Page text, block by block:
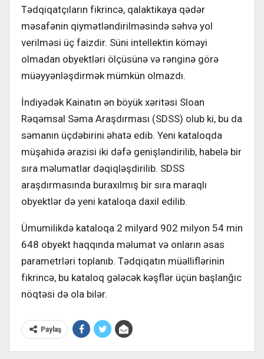
Tədqiqatçıların fikrincə, qalaktikaya qədər
məsafənin qiymətləndirilməsində səhvə yol
verilməsi üç faizdir. Süni intellektin köməyi
olmadan obyektləri ölçüsünə və rənginə görə
müəyyənləşdirmək mümkün olmazdı.
İndiyədək Kainatın ən böyük xəritəsi Sloan
Rəqəmsal Səma Araşdırması (SDSS) olub ki, bu da
səmanın üçdəbirini əhatə edib. Yeni kataloqda
müşahidə ərazisi iki dəfə genişləndirilib, habelə bir
sıra məlumatlar dəqiqləşdirilib. SDSS
araşdırmasında buraxılmış bir sıra maraqlı
obyektlər də yeni kataloqa daxil edilib.
Ümumilikdə kataloqa 2 milyard 902 milyon 54 min
648 obyekt haqqında məlumat və onların əsas
parametrləri toplanıb. Tədqiqatın müəlliflərinin
fikrincə, bu kataloq gələcək kəşflər üçün başlanğıc
nöqtəsi də ola bilər.
Paylaş